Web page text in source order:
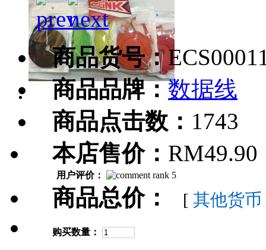
商品货号：
商品品牌：数据线
商品点击数： 1743
本店售价： RM49.90
用户评价：
商品总价： [ 其他货币
购买数量：